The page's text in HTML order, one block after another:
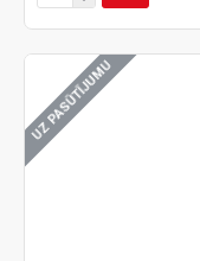
UZ PASŪTĪJUMU